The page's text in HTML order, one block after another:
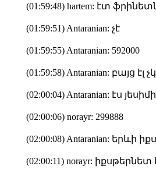
(01:59:48) hartem: էտ
(01:59:51) Antaranian: չէ
(01:59:55) Antaranian: 592000
(01:59:58) Antaranian: բայց էլ
(02:00:04) Antaranian: էս
(02:00:06) norayr: 299888
(02:00:08) Antaranian: երևի
(02:00:11) norayr: իքսթերնետ